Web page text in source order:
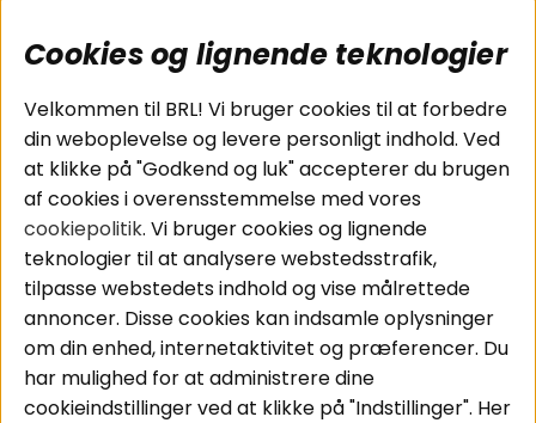
Populære sider
Pakkeløsninger
Bilstereo
Højttalere
Forstærker
Smartphone
Tilbehør
Kabler
Kundeservice
Cookies
Handelsbetingelser
Personvernpolicy
Service / Garanti /
Retur
Områder Følg os
Cookies og lignende teknologier
Velkommen til BRL! Vi bruger cookies til at forbedre
din weboplevelse og levere personligt indhold. Ved
at klikke på "Godkend og luk" accepterer du brugen
af cookies i overensstemmelse med vores
cookiepolitik. Vi bruger cookies og lignende
teknologier til at analysere webstedsstrafik,
tilpasse webstedets indhold og vise målrettede
annoncer. Disse cookies kan indsamle oplysninger
om din enhed, internetaktivitet og præferencer. Du
har mulighed for at administrere dine
cookieindstillinger ved at klikke på "Indstillinger". Her